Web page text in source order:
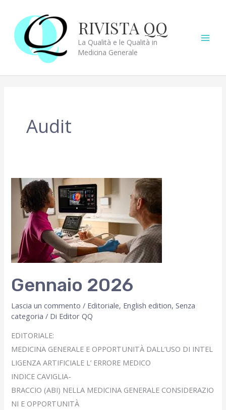
contenuto
RIVISTA QQ
La Qualità e le Qualità in
Medicina Generale
Audit
Gennaio 2026
Lascia un commento / Editoriale, English edition,Senza
categoria / Di Editor QQ
EDITORIALE:
MEDICINA GENERALE E OPPORTUNITÀ DALL’USO DI INTEL
LIGENZA ARTIFICIALE L’ ERRORE MEDICO
INDICE CAVIGLIA-
BRACCIO (ABI) NELLA MEDICINA GENERALE CONSIDERAZIO
NI E OPPORTUNITÀ